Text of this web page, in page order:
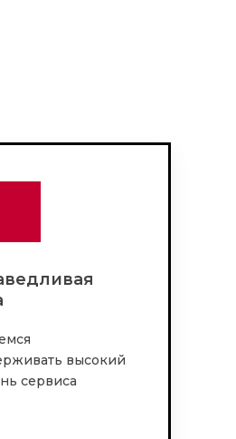
высокий
сервиса